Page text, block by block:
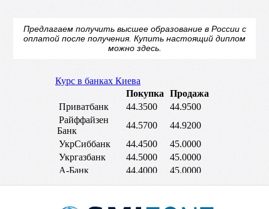
Предлагаем получить высшее образование в России с
оплатой после получения. Купить настоящий диплом
можно здесь.